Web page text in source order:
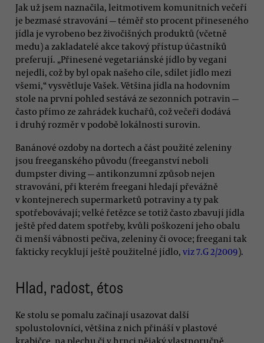
Jak už jsem naznačila, leitmotivem komunitních večeří
je bezmasé stravování — téměř sto procent přineseného
jídla je vyrobeno bez živočišných produktů (včetně
medu) a zakladatelé akce takový přístup účastníků
preferují. „Přinesené vegetariánské jídlo by vegani
nejedli, což by byl opak našeho cíle, sdílet jídlo mezi
všemi,“ vysvětluje Vašek. Většina jídla na hodovním
stole na první pohled sestává ze sezonních potravin —
často přímo ze zahrádek kuchařů, což večeři dodává
i druhý rozměr v podobě lokálnosti surovin.
Banánové ozdoby na dortech a část použité zeleniny
jsou freeganského původu (freeganství neboli
dumpster diving — antikonzumní způsob nejen
stravování, při kterém freegani hledají převážně
v kontejnerech supermarketů potraviny a ty pak
spotřebovávají; velké řetězce se totiž často zbavují jídla
ještě před datem spotřeby, kvůli poškození jeho obalu
či menší vábnosti pečiva, zeleniny či ovoce; freegani tak
fakticky recyklují ještě použitelné jídlo, viz 7.G 2/2009).
Hlad, radost, étos
Ke stolu se pomalu začínají usazovat další
spolustolovníci, většina z nich přináší v plastové